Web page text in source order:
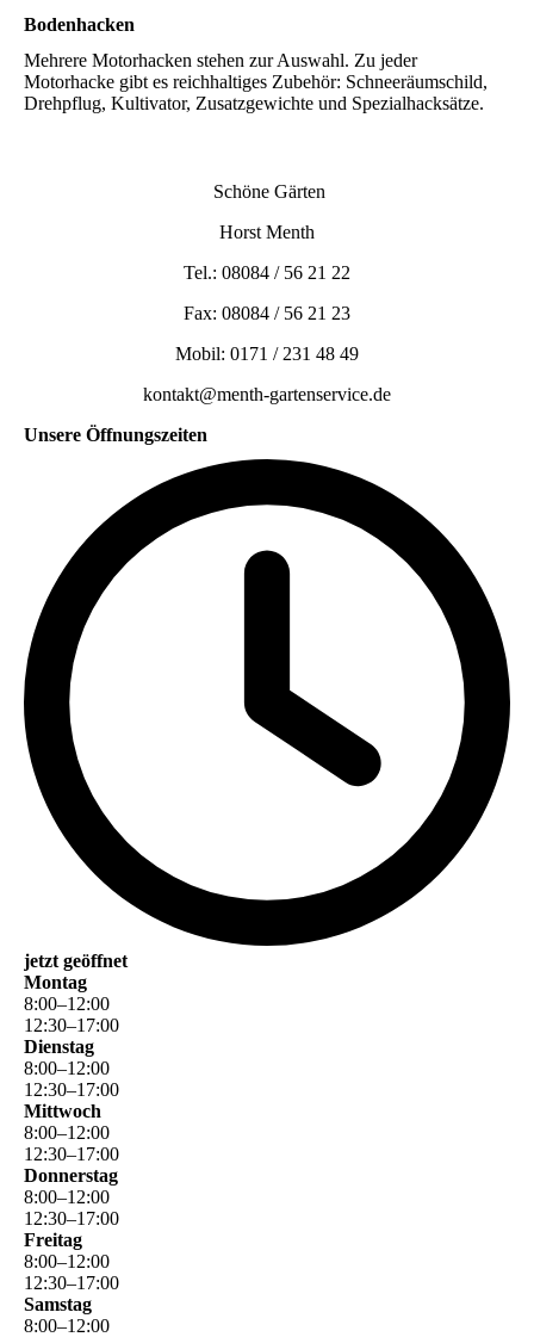
Bodenhacken
Mehrere Motorhacken stehen zur Auswahl. Zu jeder
Motorhacke gibt es reichhaltiges Zubehör: Schneeräumschild,
Drehpflug, Kultivator, Zusatzgewichte und Spezialhacksätze.
Schöne Gärten
Horst Menth
Tel.: 08084 / 56 21 22
Fax: 08084 / 56 21 23
Mobil: 0171 / 231 48 49
kontakt@menth-gartenservice.de
Unsere Öffnungszeiten
jetzt geöffnet
Montag
8:00–12:00
12:30–17:00
Dienstag
8:00–12:00
12:30–17:00
Mittwoch
8:00–12:00
12:30–17:00
Donnerstag
8:00–12:00
12:30–17:00
Freitag
8:00–12:00
12:30–17:00
Samstag
8:00–12:00